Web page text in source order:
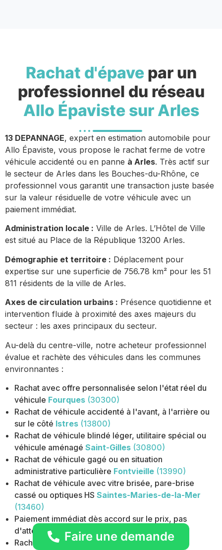
Rachat d'épavepar un
professionnel du réseau
Allo Épaviste sur Arles
13 DEPANNAGE, expert en estimation automobile pour
Allo Épaviste, vous propose le rachat ferme de votre
véhicule accidenté ou en panne à Arles. Très actif sur
le secteur de Arles dans les Bouches-du-Rhône, ce
professionnel vous garantit une transaction juste basée
sur la valeur résiduelle de votre véhicule avec un
paiement immédiat.
Administration locale : Ville de Arles. L’Hôtel de Ville
est situé au Place de la République 13200 Arles.
Démographie et territoire : Déplacement pour
expertise sur une superficie de 756.78 km² pour les 51
811 résidents de la ville de Arles.
Axes de circulation urbains : Présence quotidienne et
intervention fluide à proximité des axes majeurs du
secteur : les axes principaux du secteur.
Au-delà du centre-ville, notre acheteur professionnel
évalue et rachète des véhicules dans les communes
environnantes :
Rachat avec offre personnalisée selon l'état réel du
véhicule Fourques (30300)
Rachat de véhicule accidenté à l'avant, à l'arrière ou
sur le côté Istres (13800)
Rachat de véhicule blindé léger, utilitaire spécial ou
véhicule aménagé Saint-Gilles (30800)
Rachat de véhicule gagé ou en situation
administrative particulière Fontvieille (13990)
Rachat de véhicule avec vitre brisée, pare-brise
cassé ou optiques HS Saintes-Maries-de-la-Mer
(13460)
Paiement immédiat dès accord sur le prix, pas
d'attente Port-Saint-Louis-du-Rhône
(13230)
Rachat de voiture accidentée toutes marques
Faire une demande